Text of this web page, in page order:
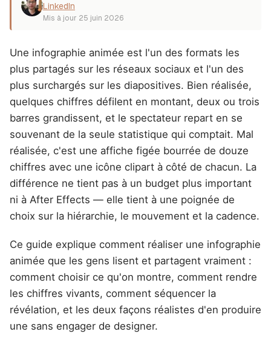
LinkedIn
Mis à jour 25 juin 2026
Une infographie animée est l'un des formats les
plus partagés sur les réseaux sociaux et l'un des
plus surchargés sur les diapositives. Bien réalisée,
quelques chiffres défilent en montant, deux ou trois
barres grandissent, et le spectateur repart en se
souvenant de la seule statistique qui comptait. Mal
réalisée, c'est une affiche figée bourrée de douze
chiffres avec une icône clipart à côté de chacun. La
différence ne tient pas à un budget plus important
ni à After Effects — elle tient à une poignée de
choix sur la hiérarchie, le mouvement et la cadence.
Ce guide explique comment réaliser une infographie
animée que les gens lisent et partagent vraiment :
comment choisir ce qu'on montre, comment rendre
les chiffres vivants, comment séquencer la
révélation, et les deux façons réalistes d'en produire
une sans engager de designer.